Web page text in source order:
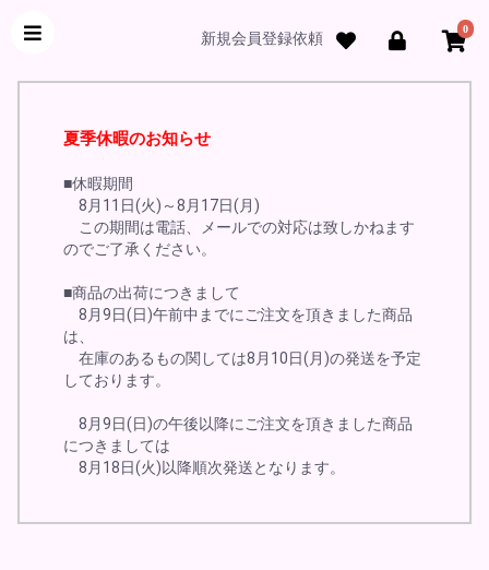
新規会員登録依頼
0
夏季休暇のお知らせ
■休暇期間
8月11日(火)～8月17日(月)
この期間は電話、メールでの対応は致しかねます
のでご了承ください。
■商品の出荷につきまして
8月9日(日)午前中までにご注文を頂きました商品
は、
在庫のあるもの関しては8月10日(月)の発送を予定
しております。
8月9日(日)の午後以降にご注文を頂きました商品
につきましては
8月18日(火)以降順次発送となります。